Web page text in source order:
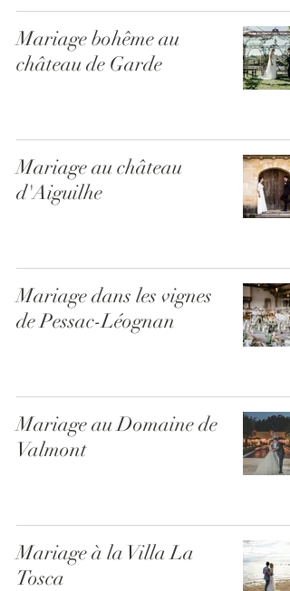
Mariage bohême au
château de Garde
Mariage au château
d'Aiguilhe
Mariage dans les vignes
de Pessac-Léognan
Mariage au Domaine de
Valmont
Mariage à la Villa La
Tosca